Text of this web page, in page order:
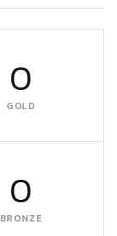
0
GOLD
0
BRONZE